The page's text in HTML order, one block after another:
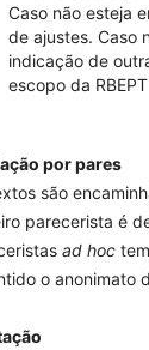
Caso não esteja
de ajustes. Caso
indicação de
escopo da
por pares
são
parecerista é
ad hoc
o anonimato